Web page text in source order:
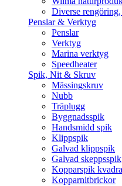
Diverse
Penslar & Verktyg
Penslar
Verktyg
Marina verktyg
Speedheater
Spik, Nit & Skruv
Mässingskruv
Nubb
Träplugg
Byggnadsspik
Handsmidd spik
Klippspik
Galvad klippspik
Galvad skeppsspik
Kopparspik
Kopparnitbrickor